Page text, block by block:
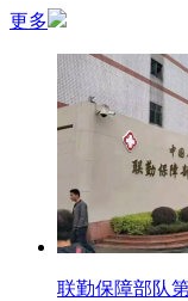
更多
联勤保障部队